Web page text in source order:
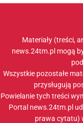
Materiały (treści,
news.24tm.pl mogą
Wszystkie pozostałe
przysługują
Powielanie tych treści
Portal news.24tm.pl
prawa cytatu)